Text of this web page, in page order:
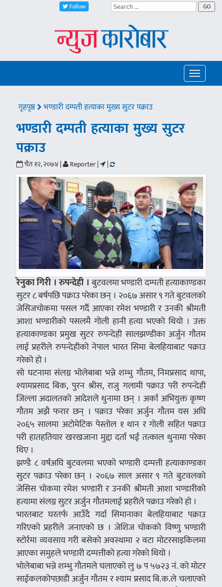
Follow GO
Toggle
गृहपृष्ठ भण्डारी दम्पती हत्याका मुख्य सुटर पक्राउ
भण्डारी दम्पती हत्याका मुख्य सुटर
पक्राउ
चैत १२, २०७४ | Reporter | |
रेनुका गिरी । रुपन्देही ।बुटवलमा भण्डारी दम्पती हत्याकाण्डका
सुटर ८ बर्षपछि पक्राउ परेका छन् । २०६७ असार ९ गते बुटवलको
जेसिजचोकमा पसल गर्दै आएका रमेश भण्डारी र उनकी श्रीमती
आशा भण्डारीको पसलमै गोली हानी हत्या भएको थियो । उक्त
हत्याकाण्डका प्रमुख सुटर रुपन्देही सालझण्डीका अर्जुन गौतम
लाई प्रहरीले रुपन्देहीको नेपाल भारत सिमा बेलहियाबाट पक्राउ
गरेको हो ।
सो घटनामा संलग्न भोलेबाबा भन्ने शम्भु गौतम, निमप्रसाद थापा,
श्यामप्रसाद बिक, पुरन श्रीस, राजु गलामी पक्राउ परी रुपन्देही
जिल्ला अदालतको आदेशले थुनामा छन् । अर्का अभियुक्त कृष्ण
गौतम अझै फरार छन् । पक्राउ परेका अर्जुन गौतम यस अघि
२०६५ सालमा अटोमेटिक पेस्तोल १ थान र गोली सहित पक्राउ
परी हातहतियार खरखजाना मुद्दा दर्ता भई तत्काल थुनामा परेका
थिए ।
झण्डै ८ वर्षअघि बुटवलमा भएको भण्डारी दम्पत्ती हत्याकाण्डका
सुटर पक्राउ परेका छन् । २०६७ साल असार ९ गते बुटवलको
जेसिस चोकमा रमेश भण्डारी र उनकी श्रीमती आशा भण्डारीको
हत्यामा संलग्न सुटर अर्जुन गौतमलाई प्रहरीले पक्राउ गरेको हो ।
भारतबाट घरतर्फ आउँदै गर्दा सिमानाका बेलहियाबाट पक्राउ
गरिएको प्रहरीले जनाएको छ । जेशिज चोकको विष्णु भण्डारी
स्टोर्रमा व्यवसाय गरी बसेको अवस्थामा २ वटा मोटरसाइकिलमा
आएका समुहले भण्डारी दम्पत्तीको हत्या गरेको थियो ।
भोलेबाबा भन्ने शम्भु गौतमले चलाएको लु ७ प ५७२३ नं. को मोटर
साईकलकोपछाडी अर्जुन गौतम र श्याम प्रसाद बि.क.ले चलाएको